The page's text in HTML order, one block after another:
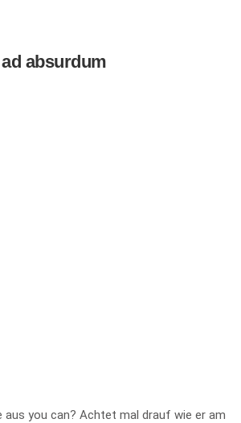
absurdum
aus you can? Achtet mal drauf wie er am